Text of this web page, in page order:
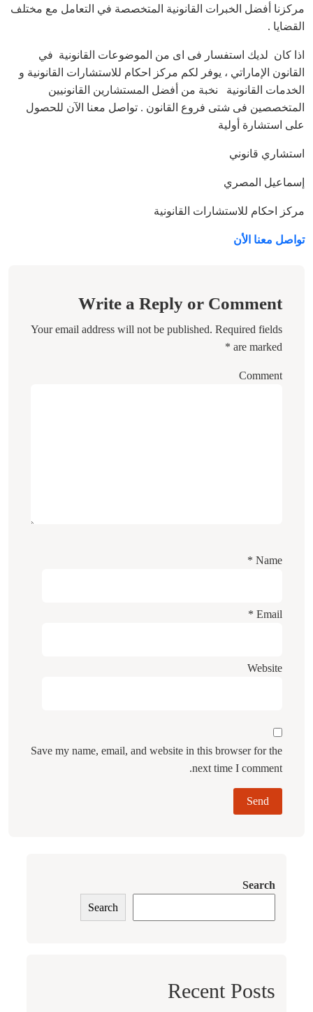
مركزنا أفضل الخبرات القانونية المتخصصة في التعامل مع مختلف
القضايا .
اذا كان لديك استفسار فى اى من الموضوعات القانونية في
القانون الإماراتي ، يوفر لكم مركز احكام للاستشارات القانونية و
الخدمات القانونية نخبة من أفضل المستشارين القانونيين
المتخصصين فى شتى فروع القانون . تواصل معنا الآن للحصول
على استشارة أولية
استشاري قانوني
إسماعيل المصري
مركز احكام للاستشارات القانونية
تواصل معنا الأن
Write a Reply or Comment
Your email address will not be published. Required fields
are marked
*
Comment
Name
*
Email
*
Website
Save my name, email, and website in this browser for the
next time I comment.
Search
Search
Recent Posts